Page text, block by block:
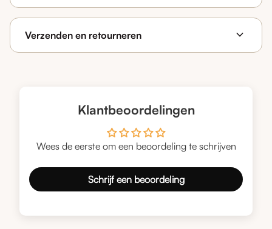
Verzenden en retourneren expand_more
Klantbeoordelingen
Wees de eerste om een beoordeling te schrijven
Schrijf een beoordeling